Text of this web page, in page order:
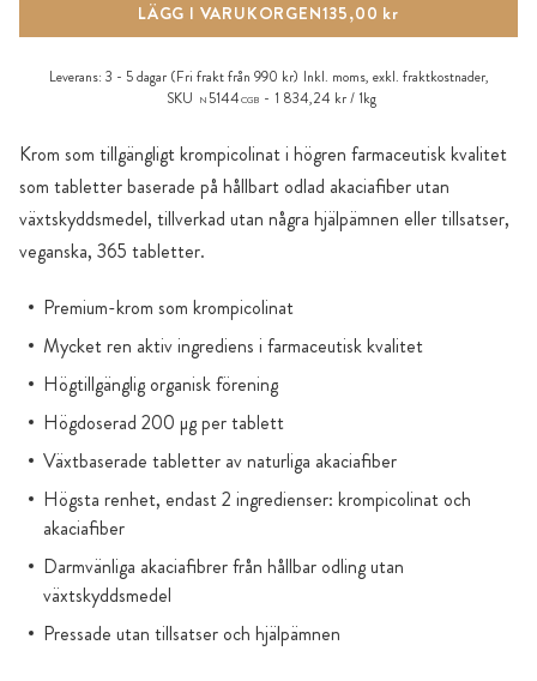
Krom som tillgängligt krompicolinat i högren farmaceutisk kvalitet
som tabletter baserade på hållbart odlad akaciafiber utan
växtskyddsmedel, tillverkad utan några hjälpämnen eller tillsatser,
veganska, 365 tabletter.
Premium-krom som krompicolinat
Mycket ren aktiv ingrediens i farmaceutisk kvalitet
Högtillgänglig organisk förening
Högdoserad 200 µg per tablett
Växtbaserade tabletter av naturliga akaciafiber
Högsta renhet, endast 2 ingredienser: krompicolinat och
akaciafiber
Darmvänliga akaciafibrer från hållbar odling utan
växtskyddsmedel
Pressade utan tillsatser och hjälpämnen
LÄGG I VARUKORGEN135,00 kr
Leverans: 3 - 5 dagar (Fri frakt från 990 kr) Inkl. moms, exkl. fraktkostnader,
SKU
N 5144CGB 1 834,24 kr / 1kg